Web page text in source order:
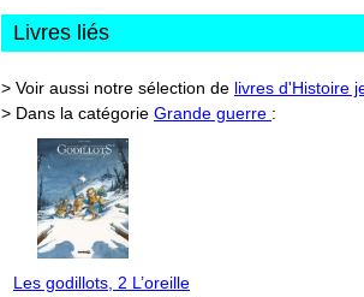
Livres liés
> Voir aussi notre sélection de livres d'Histoire
> Dans la catégorie Grande guerre :
Les godillots, 2 L’oreille